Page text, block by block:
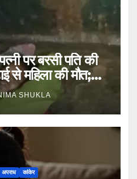
पर बरसी पति की
से महिला की मौत;
SHUKLA
कांकेर